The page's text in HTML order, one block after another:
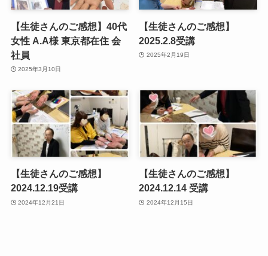
【生徒さんのご感想】40代
女性 A.A様 東京都在住 会
社員
2025年3月10日
【生徒さんのご感想】
2025.2.8受講
2025年2月19日
【生徒さんのご感想】
2024.12.19受講
2024年12月21日
【生徒さんのご感想】
2024.12.14 受講
2024年12月15日